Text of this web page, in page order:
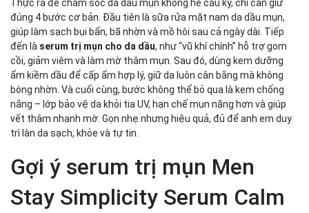
Thực ra để chăm sóc da dầu mụn không hề cầu kỳ, chỉ cần giữ
đúng 4 bước cơ bản. Đầu tiên là sữa rửa mặt nam da dầu mụn,
giúp làm sạch bụi bẩn, bã nhờn và mồ hôi sau cả ngày dài. Tiếp
đến là serum trị mụn cho da dầu, như “vũ khí chính” hỗ trợ gom
cồi, giảm viêm và làm mờ thâm mụn. Sau đó, dùng kem dưỡng
ẩm kiềm dầu để cấp ẩm hợp lý, giữ da luôn cân bằng mà không
bóng nhờn. Và cuối cùng, bước không thể bỏ qua là kem chống
nắng – lớp bảo vệ da khỏi tia UV, hạn chế mụn nặng hơn và giúp
vết thâm nhanh mờ. Gọn nhẹ nhưng hiệu quả, đủ để anh em duy
trì làn da sạch, khỏe và tự tin.
Gợi ý serum trị mụn Men
Stay Simplicity Serum Calm